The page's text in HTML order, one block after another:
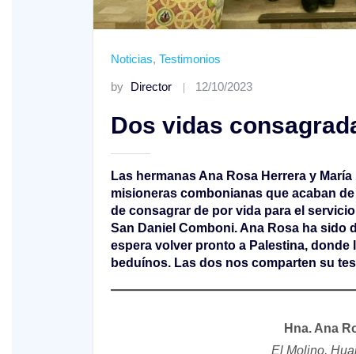
Noticias, Testimonios
by Director 12/10/2023
Dos vidas
Las hermanas Ana Rosa Herrera y
misioneras combonianas que acaban
de consagrar de por vida para el
San Daniel Comboni. Ana Rosa ha sido
espera volver pronto a Palestina,
beduínos. Las dos nos comparten su
Hna. Ana
El Molino,